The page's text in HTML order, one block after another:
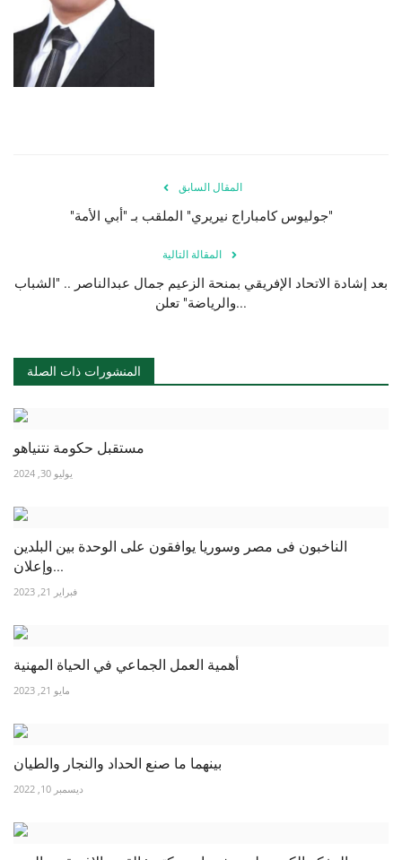
المقال السابق
"جوليوس كامباراج نيريري" الملقب بـ "أبي الأمة"
المقالة التالية
بعد إشادة الاتحاد الإفريقي بمنحة الزعيم جمال عبدالناصر .. "الشباب
والرياضة" تعلن...
المنشورات ذات الصلة
مستقبل حكومة نتنياهو
يوليو 30, 2024
الناخبون فى مصر وسوريا يوافقون على الوحدة بين البلدين
وإعلان...
فبراير 21, 2023
أهمية العمل الجماعي في الحياة المهنية
مايو 21, 2023
بينهما ما صنع الحداد والنجار والطيان
ديسمبر 10, 2022